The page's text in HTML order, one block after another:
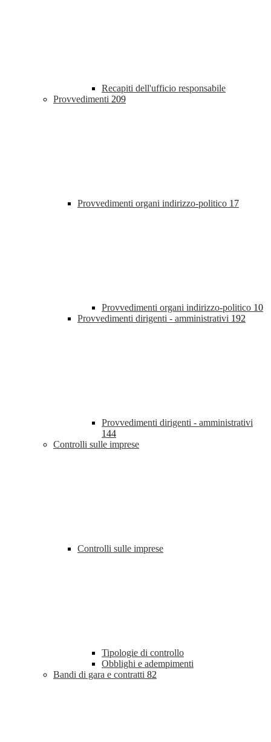
Recapiti dell'ufficio responsabile
Provvedimenti 209
Provvedimenti organi indirizzo-politico 17
Provvedimenti organi indirizzo-politico 10
Provvedimenti dirigenti - amministrativi 192
Provvedimenti dirigenti - amministrativi
144
Controlli sulle imprese
Controlli sulle imprese
Tipologie di controllo
Obblighi e adempimenti
Bandi di gara e contratti 82